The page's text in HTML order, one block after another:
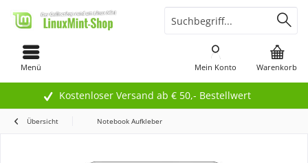
Kostenloser Versand ab € 50,- Bestellwert
Menü Warenkorb
Mein Konto
Übersicht Notebook Aufkleber